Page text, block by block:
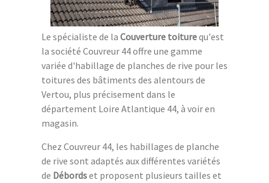
Le spécialiste de la Couverture toiturequ'est
la société Couvreur 44 offre une gamme
variée d'habillage de planches de rive pour les
toitures des bâtiments des alentours de
Vertou, plus précisement dans le
département Loire Atlantique 44, à voir en
magasin.
Chez Couvreur 44, les habillages de planche
de rive sont adaptés aux différentes variétés
de Débordset proposent plusieurs tailles et